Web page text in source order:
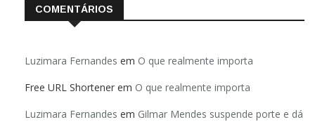
COMENTÁRIOS
Luzimara Fernandes em O que realmente importa
Free URL Shortener em O que realmente importa
Luzimara Fernandes em Gilmar Mendes suspende porte e dá